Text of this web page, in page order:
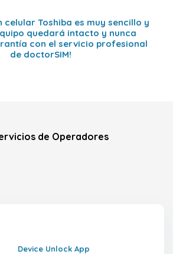
celular Toshiba es muy sencillo y
quedará intacto y nunca
con el servicio profesional
de doctorSIM!
de Operadores
Device Unlock App